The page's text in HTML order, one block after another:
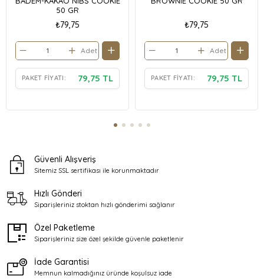
50 GR
₺79,75
Adet
PAKET FIYATI: 79,75 TL
₺79,75
Adet
PAKET FIYATI: 79,75 TL
Güvenli Alışveriş
Sitemiz SSL sertifikası ile korunmaktadır
Hızlı Gönderi
Siparişleriniz stoktan hızlı gönderimi sağlanır
Özel Paketleme
Siparişleriniz size özel şekilde güvenle paketlenir
İade Garantisi
Memnun kalmadığınız üründe koşulsuz iade